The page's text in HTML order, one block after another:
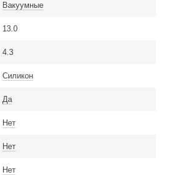
Вакуумные
13.0
4.3
Силикон
Да
Нет
Нет
Нет